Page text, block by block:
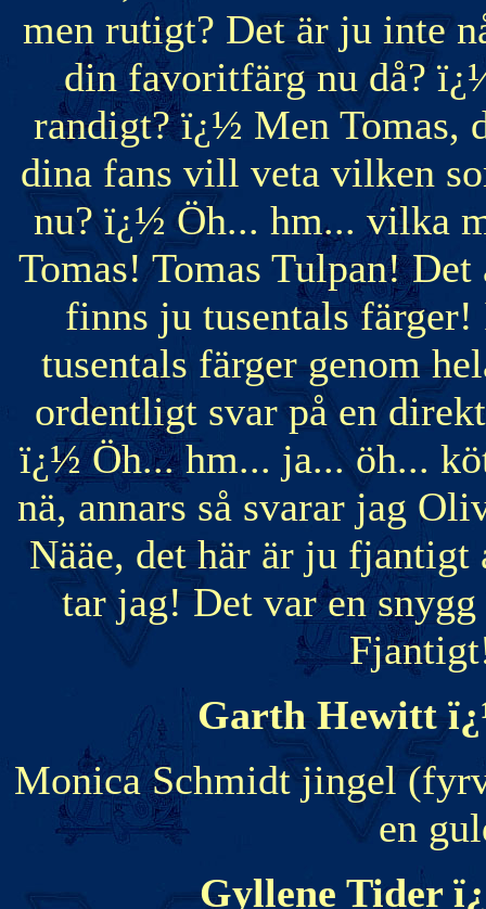
men rutigt? Det är ju inte
din favoritfärg nu då?
randigt? ï¿½ Men Tomas,
dina fans vill veta vilken
nu? ï¿½ Öh... hm... vilka
Tomas! Tomas Tulpan!
finns ju tusentals
tusentals färger genom
ordentligt svar på en
ï¿½ Öh... hm... ja... öh...
nä, annars så svarar jag
Nääe, det här är ju
tar jag! Det var en
Garth Hewitt
Monica Schmidt jingel
en
Gyllene Tider